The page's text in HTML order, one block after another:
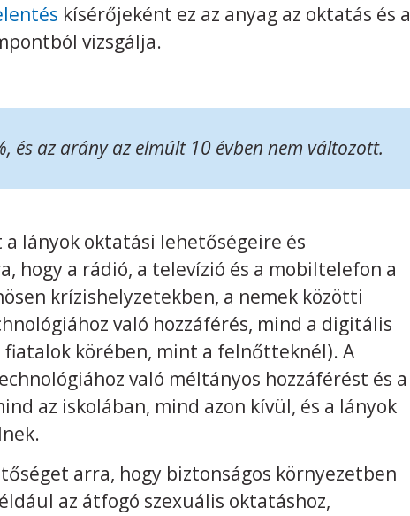
kísérőjeként ez az anyag az oktatás és a
vizsgálja.
és az arány az elmúlt 10 évben nem változott.
lányok oktatási lehetőségeire és
hogy a rádió, a televízió és a mobiltelefon a
krízishelyzetekben, a nemek közötti
való hozzáférés, mind a digitális
fiatalok körében, mint a felnőtteknél). A
való méltányos hozzáférést és a
az iskolában, mind azon kívül, és a lányok
arra, hogy biztonságos környezetben
az átfogó szexuális oktatáshoz,